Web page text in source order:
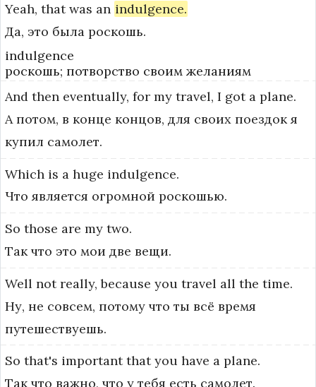
Yeah, that was an indulgence.
Да, это была роскошь.
indulgence
роскошь; потворство своим желаниям
And then eventually, for my travel, I got a plane.
А потом, в конце концов, для своих поездок я
купил самолет.
Which is a huge indulgence.
Что является огромной роскошью.
So those are my two.
Так что это мои две вещи.
Well not really, because you travel all the time.
Ну, не совсем, потому что ты всё время
путешествуешь.
So that's important that you have a plane.
Так что важно, что у тебя есть самолет.